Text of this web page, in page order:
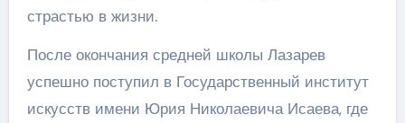
страстью в жизни.
После окончания средней школы Лазарев
успешно поступил в Государственный институт
искусств имени Юрия Николаевича Исаева, где